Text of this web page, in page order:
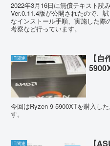
2022年3月16日に無償テキスト読
Ver.0.11.4版が公開されたので、
なインストール手順、実施した際
考察など行っています。
IT関連
【
今回はRyzen 9 5900XTを購入し
す。
IT関連
【